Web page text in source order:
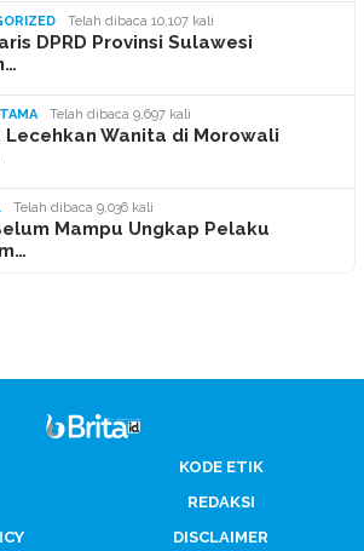
Telah dibaca 10,107 kali
DPRD Provinsi Sulawesi
Telah dibaca 9,697 kali
Lecehkan Wanita di Morowali
Telah dibaca 9,036 kali
Mampu Ungkap Pelaku
KODE ETIK
REDAKSI
DISCLAIMER